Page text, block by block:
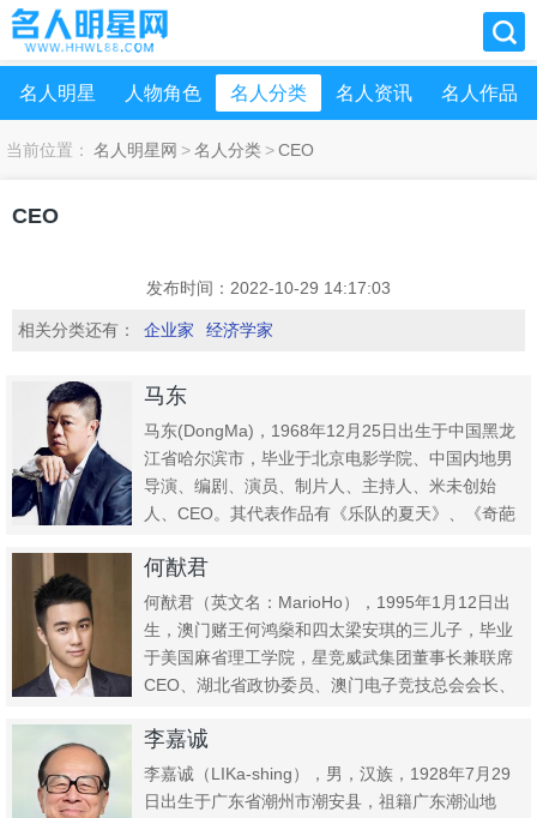
名人明星 人物角色 名人分类 名人资讯 名人作品
当前位置： 名人明星网 >名人分类 >CEO
CEO
发布时间：2022-10-29 14:17:03
相关分类还有： 企业家 经济学家
马东
马东(DongMa)，1968年12月25日出生于中国黑龙
江省哈尔滨市，毕业于北京电影学院、中国内地男
导演、编剧、演员、制片人、主持人、米未创始
人、CEO。其代表作品有《乐队的夏天》、《奇葩
何猷君
何猷君（英文名：MarioHo），1995年1月12日出
生，澳门赌王何鸿燊和四太梁安琪的三儿子，毕业
于美国麻省理工学院，星竞威武集团董事长兼联席
CEO、湖北省政协委员、澳门电子竞技总会会长、
李嘉诚
李嘉诚（LIKa-shing），男，汉族，1928年7月29
日出生于广东省潮州市潮安县，祖籍广东潮汕地